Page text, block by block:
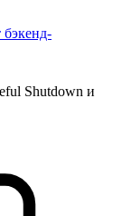
бэкенд-
Shutdown и